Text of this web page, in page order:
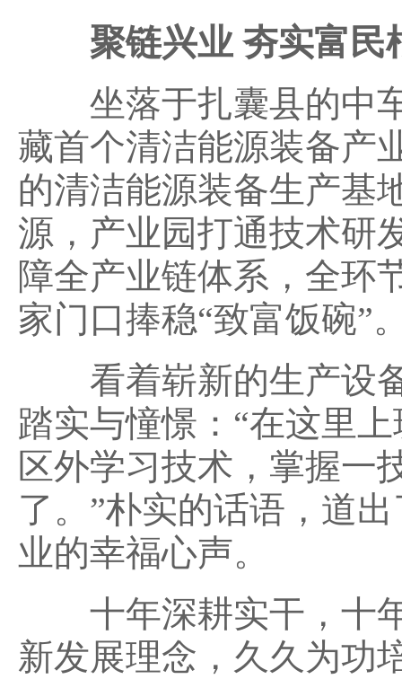
聚链兴业 夯实富民
坐落于扎囊县的中车
藏首个清洁能源装备产
的清洁能源装备生产基
源，产业园打通技术研
障全产业链体系，全环
家门口捧稳“致富饭碗”
看着崭新的生产设备
踏实与憧憬：“在这里
区外学习技术，掌握一
了。”朴实的话语，道
业的幸福心声。
十年深耕实干，十年
新发展理念，久久为功